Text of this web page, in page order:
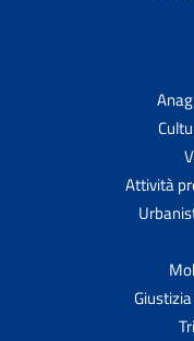
Attività